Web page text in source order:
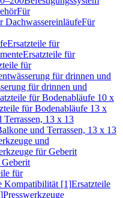
Für
DachwassereinläufeFür
Ersatzteile für
Ersatzteile für
für
für drinnen und
für drinnen und
für Bodenabläufe 10 x
für Bodenabläufe 13 x
13 x 13
und Terrassen, 13 x 13
und
für Geberit
für
Kompatibilität [1]Ersatzteile
Presswerkzeuge